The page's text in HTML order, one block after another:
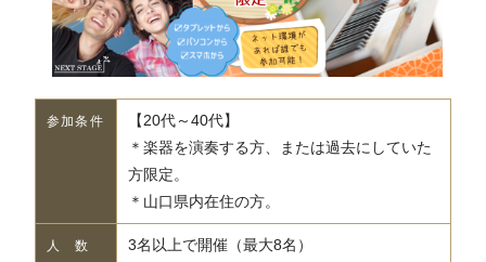
参加条件
【20代～40代】
＊楽器を演奏する方、または過去にしていた
方限定。
＊山口県内在住の方。
人 数
3名以上で開催（最大8名）